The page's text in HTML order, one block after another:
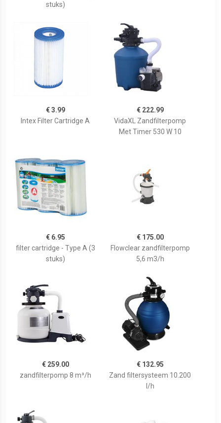
stuks)
€ 3.99
Intex Filter Cartridge A
€ 222.99
VidaXL Zandfilterpomp
Met Timer 530 W 10
€ 6.95
filter cartridge - Type A (3
stuks)
€ 175.00
Flowclear zandfilterpomp
5,6 m3/h
€ 259.00
zandfilterpomp 8 m³/h
€ 132.95
Zand filtersysteem 10.200
l/h